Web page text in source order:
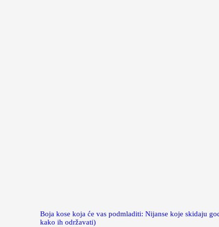
Boja kose koja će vas podmladiti: Nijanse koje skidaju
kako ih održavati)